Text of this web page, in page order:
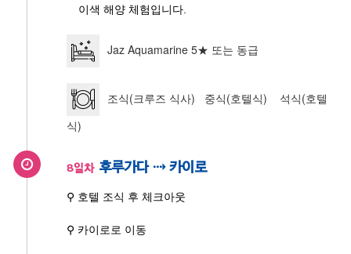
이색 해양 체험입니다.
Jaz Aquamarine 5★ 또는 동급
조식(크루즈 식사) 중식(호텔식) 석식(호텔
식)
8일차 후루가다 ⇢ 카이로
⚲ 호텔 조식 후 체크아웃
⚲ 카이로로 이동